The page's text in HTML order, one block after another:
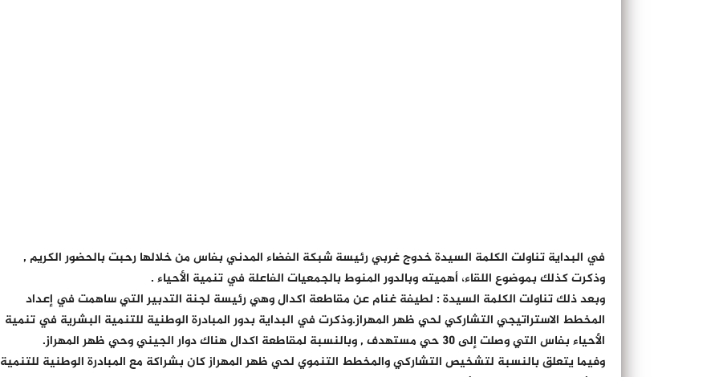
في البداية تناولت الكلمة السيدة خدوج غربي رئيسة شبكة الفضاء المدني بفاس من خلالها رحبت بالحضور الكريم ,
وذكرت كذلك بموضوع اللقاء، أهميته وبالدور المنوط بالجمعيات الفاعلة في تنمية الأحياء .
وبعد ذلك تناولت الكلمة السيدة : لطيفة غنام عن مقاطعة اكدال وهي رئيسة لجنة التدبير التي ساهمت في إعداد
المخطط الاستراتيجي التشاركي لحي ظهر المهراز.وذكرت في البداية بدور المبادرة الوطنية للتنمية البشرية في تنمية
الأحياء بفاس التي وصلت إلى 30 حي مستهدف , وبالنسبة لمقاطعة اكدال هناك دوار الجيني وحي ظهر المهراز.
وفيما يتعلق بالنسبة لتشخيص التشاركي والمخطط التنموي لحي ظهر المهراز كان بشراكة مع المبادرة الوطنية للتنمية